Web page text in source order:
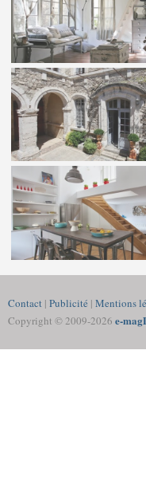
Contact | Publicité | Mentions
Copyright © 2009-2026 e-